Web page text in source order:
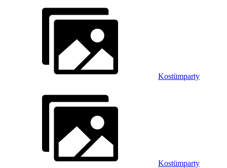
Kostümparty
Kostümparty